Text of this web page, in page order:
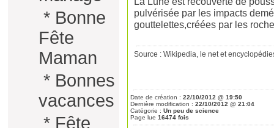
* Bonne
Fête
Maman
* Bonnes
vacances
* Fête
pulvérisée par les impacts
gouttelettes,créées par les
Source : Wikipedia, le net et
Date de création : 22/10/2012 @ 19:50
Dernière modification : 22/10/2012 @ 21:04
Catégorie : Un peu de science
Page lue 16474 fois